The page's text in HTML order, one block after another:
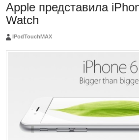
Apple представила
Watch
IPodTouchMAX